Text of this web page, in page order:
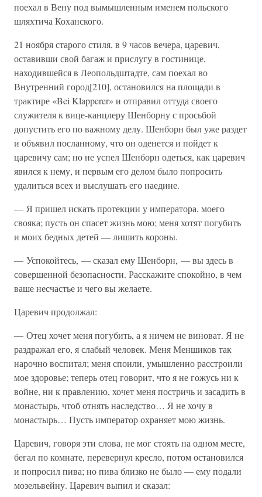
поехал в Вену под вымышленным именем польского
шляхтича Коханского.
21 ноября старого стиля, в 9 часов вечера, царевич,
оставивши свой багаж и прислугу в гостинице,
находившейся в Леопольдштадте, сам поехал во
Внутренний город[210], остановился на площади в
трактире «Bei Klapperer» и отправил оттуда своего
служителя к вице-канцлеру Шенборну с просьбой
допустить его по важному делу. Шенборн был уже раздет
и объявил посланному, что он оденется и пойдет к
царевичу сам; но не успел Шенборн одеться, как царевич
явился к нему, и первым его делом было попросить
удалиться всех и выслушать его наедине.
— Я пришел искать протекции у императора, моего
свояка; пусть он спасет жизнь мою; меня хотят погубить
и моих бедных детей — лишить короны.
— Успокойтесь, — сказал ему Шенборн, — вы здесь в
совершенной безопасности. Расскажите спокойно, в чем
ваше несчастье и чего вы желаете.
Царевич продолжал:
— Отец хочет меня погубить, а я ничем не виноват. Я не
раздражал его, я слабый человек. Меня Меншиков так
нарочно воспитал; меня споили, умышленно расстроили
мое здоровье; теперь отец говорит, что я не гожусь ни к
войне, ни к правлению, хочет меня постричь и засадить в
монастырь, чтоб отнять наследство… Я не хочу в
монастырь… Пусть император охраняет мою жизнь.
Царевич, говоря эти слова, не мог стоять на одном месте,
бегал по комнате, перевернул кресло, потом остановился
и попросил пива; но пива близко не было — ему подали
мозельвейну. Царевич выпил и сказал: